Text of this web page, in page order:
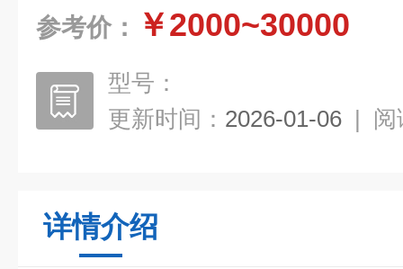
参考价： ￥2000~30000
型号：
更新时间： 2026-01-06 | 阅
详情介绍